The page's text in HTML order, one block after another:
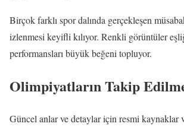
Birçok farklı spor dalında gerçekleşen
izlenmesi keyifli kılıyor. Renkli görüntüler
performansları büyük beğeni topluyor.
Olimpiyatların Takip
Güncel anlar ve detaylar için resmi kaynaklar